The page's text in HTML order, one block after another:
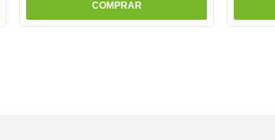
COMPRAR